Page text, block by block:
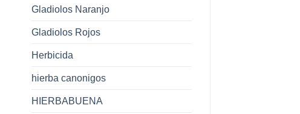
Gladiolos Naranjo
Gladiolos Rojos
Herbicida
hierba canonigos
HIERBABUENA